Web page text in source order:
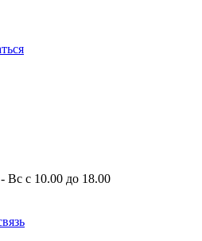
Вс с 10.00 до 18.00